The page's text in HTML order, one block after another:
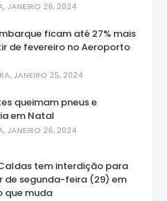
JANEIRO 26, 2024
ficam até 27% mais
de fevereiro no Aeroporto
JANEIRO 25, 2024
queimam pneus e
em Natal
JANEIRO 26, 2024
tem interdição para
de segunda-feira (29) em
que muda